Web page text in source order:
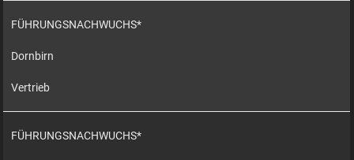
FÜHRUNGSNACHWUCHS*
Dornbirn
Vertrieb
FÜHRUNGSNACHWUCHS*